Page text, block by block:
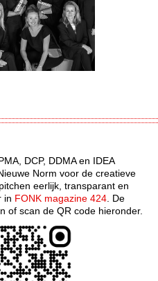
DCP, DDMA en IDEA
Norm voor de creatieve
eerlijk, transparant en
in FONK magazine 424 . De
of scan de QR code hieronder.